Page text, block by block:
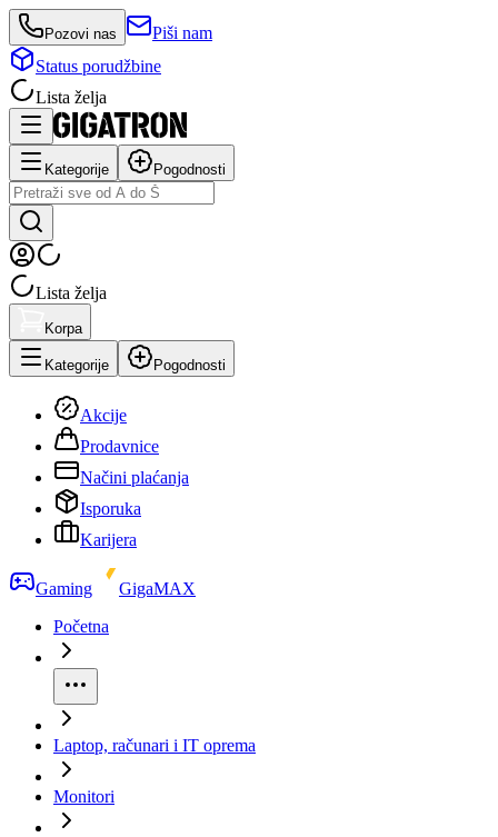
Pozovi nas
Piši nam
Status porudžbine
Lista želja
Kategorije Pogodnosti
Lista želja
Korpa
Kategorije Pogodnosti
Akcije
Prodavnice
Načini plaćanja
Isporuka
Karijera
Gaming
GigaMAX
Početna
Laptop, računari i IT oprema
Monitori